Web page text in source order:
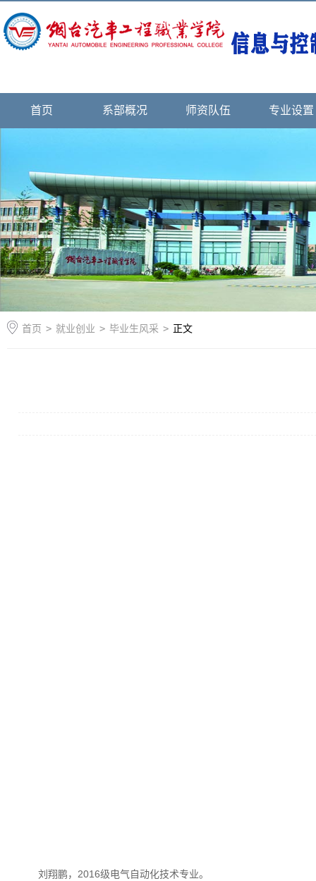
首页 系部概况 师资队伍 专业设置
首页 > 就业创业 > 毕业生风采 > 正文
刘翔鹏，2016级电气自动化技术专业。